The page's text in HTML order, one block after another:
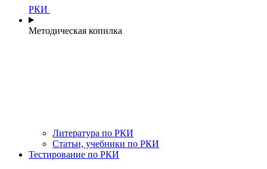
РКИ
Методическая копилка
Литература по РКИ
Статьи, учебники по РКИ
Тестирование по РКИ